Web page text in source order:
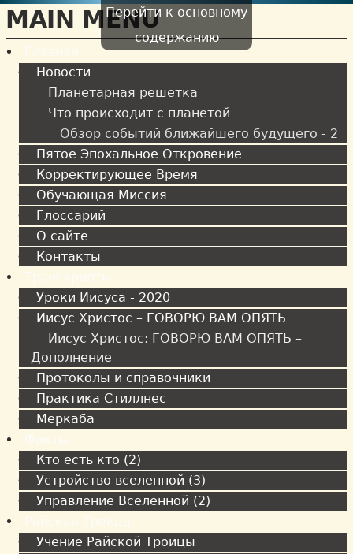
Перейти к основному
содержанию
MAIN MENU
Главная
Новости
Планетарная решетка
Что происходит с планетой
Обзор событий ближайшего будущего - 2
Пятое Эпохальное Откровение
Корректирующее Время
Обучающая Миссия
Глоссарий
О сайте
Контакты
Транскрипты
Уроки Иисуса - 2020
Иисус Христос – ГОВОРЮ ВАМ ОПЯТЬ
Иисус Христос: ГОВОРЮ ВАМ ОПЯТЬ –
Дополнение
Протоколы и справочники
Практика Стиллнес
Меркаба
Факты
Кто есть кто (2)
Устройство вселенной (3)
Управление Вселенной (2)
Райская Троица
Учение Райской Троицы